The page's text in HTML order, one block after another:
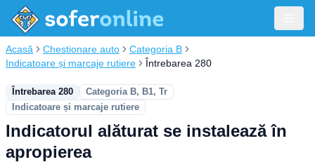
Acasă Chestionare auto
Categoria B
Indicatoare și marcaje rutiere
Întrebarea 280
Întrebarea 280
Categoria B, B1, Tr
Indicatoare și marcaje rutiere
Indicatorul alăturat se instalează în
apropierea